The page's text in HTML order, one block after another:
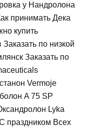
у Нандролона
принимать Дека
купить
по низкой
Заказать по
Vermoje
A 75 SP
Lyka
праздником Всех